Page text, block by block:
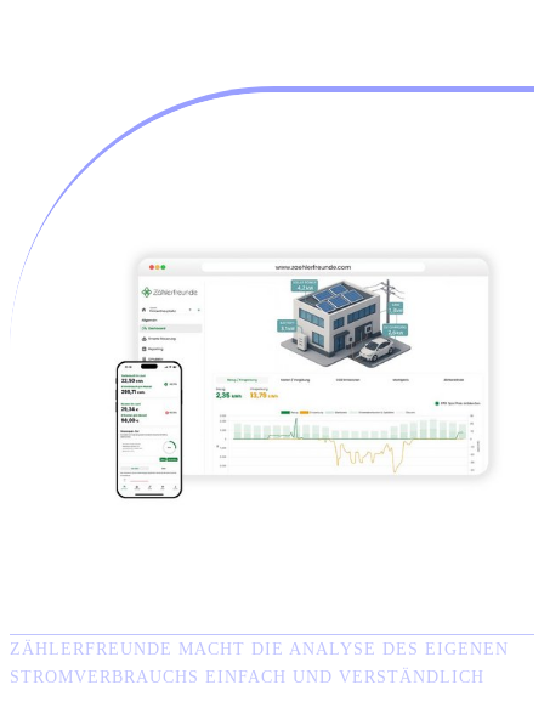
ZÄHLERFREUNDE MACHT DIE ANALYSE DES EIGENEN
STROMVERBRAUCHS EINFACH UND VERSTÄNDLICH